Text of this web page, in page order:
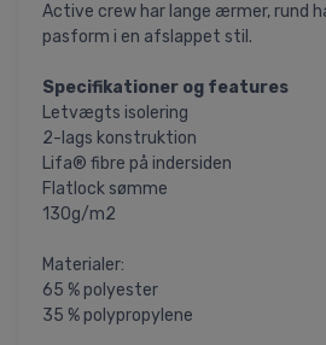
Active crew har lange ærmer, rund
pasform i en afslappet stil.
Specifikationer og features
Letvægts isolering
2-lags konstruktion
Lifa® fibre på indersiden
Flatlock sømme
130g/m2
Materialer:
65 % polyester
35 % polypropylene